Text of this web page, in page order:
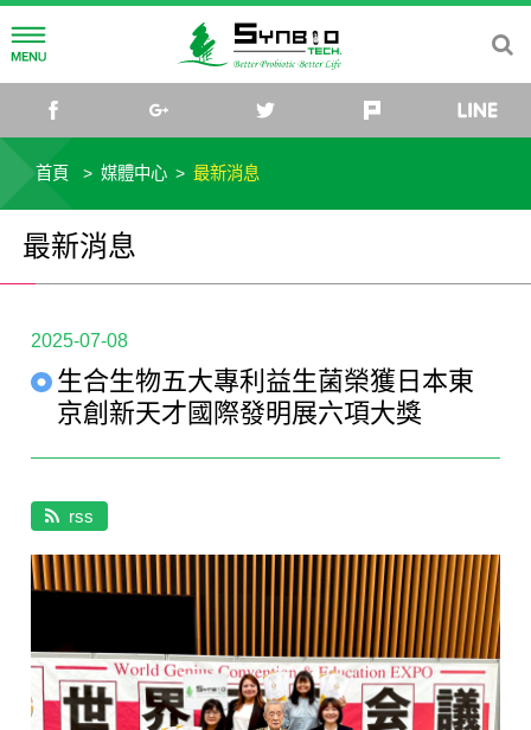
公司簡介
公司理念
公司組織
研發中心
研究團隊
菌種庫
微生物體與乳酸菌應用研發中心
最新消息
活動訊息
影音專區
投資關係
公司治理
公司基本資料
公司規章
董事會成員
董事會決議
獨立董事
財務資訊
每月營收
財務報表
股東專欄
股東資訊
股東會
法人說明會
法人說明會
利害關係人專區
社會關懷
益生菌專欄
微生物新知
產業趨勢
SynForU-ImmuUp LP28
認識 NK 細胞與免疫老化
LP28 如何喚醒 NK 細胞
聯絡我們
TW
facebook google+
首頁 媒體中心 最新消息
最新消息
2025-07-08
生合生物五大專利益生菌榮獲日本東
京創新天才國際發明展六項大獎
rss